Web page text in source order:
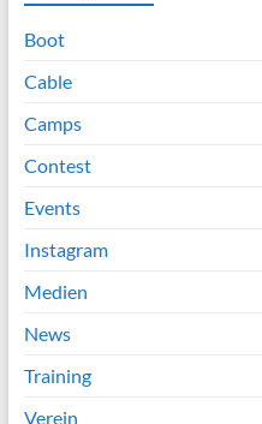
Boot
Cable
Camps
Contest
Events
Instagram
Medien
News
Training
Verein